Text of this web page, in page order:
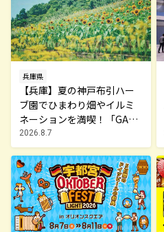
兵庫県
【兵庫】夏の神戸布引ハー
ブ園でひまわり畑やイルミ
ネーションを満喫！「GARD
EN FEST 2026 -Summer-」
が開催中
2026.8.7